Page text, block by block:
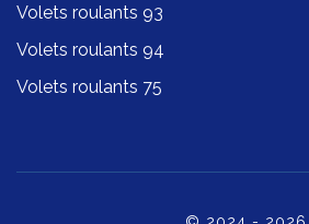
Volets roulants 93
Volets roulants 94
Volets roulants 75